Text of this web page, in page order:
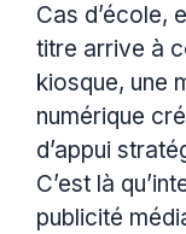
Cas d’école,
titre arrive à
kiosque, une
numérique
d’appui
C’est là
publicité